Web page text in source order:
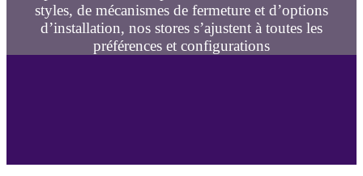
styles, de mécanismes de fermeture et d’options
d’installation, nos stores s’ajustent à toutes les
préférences et configurations